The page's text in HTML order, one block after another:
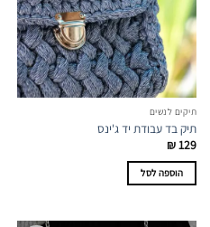
תיקים לנשים
תיק בד עבודת יד ג'ינס
₪129
הוספה לסל